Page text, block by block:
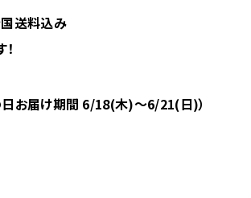
国送料込み
日お届け期間 6/18(木)～6/21(日)）